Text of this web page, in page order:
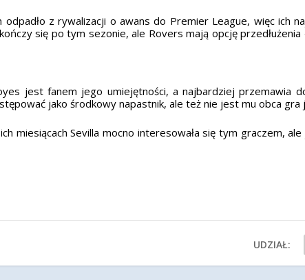
odpadło z rywalizacji o awans do Premier League, więc
się po tym sezonie, ale Rovers mają opcję
jest fanem jego umiejętności, a najbardziej przemawia
jako środkowy napastnik, ale też nie jest mu obca gra
miesiącach Sevilla mocno interesowała się tym graczem,
UDZIAŁ: